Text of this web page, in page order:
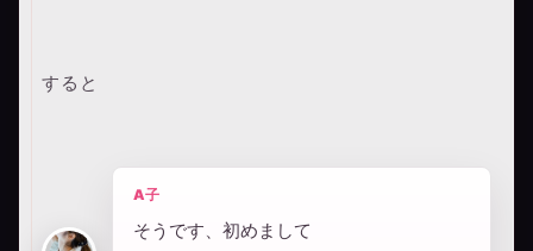
すると
A子
そうです、初めまして